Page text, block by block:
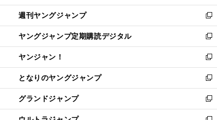
開
く
ウ
で
開
く
ン
ド
ウ
で
開
く
ウ
ィ
ン
ド
ウ
で
開
く
週刊ヤングジャンプ
新
し
い
ウ
ィ
ン
ド
ウ
で
開
ヤングジャンプ定期購読デジタル
新
し
い
ウ
ィ
ン
ド
ウ
ヤンジャン！
新
し
い
ウ
ィ
ン
となりのヤングジャンプ
新
し
い
ウ
グランドジャンプ
新
し